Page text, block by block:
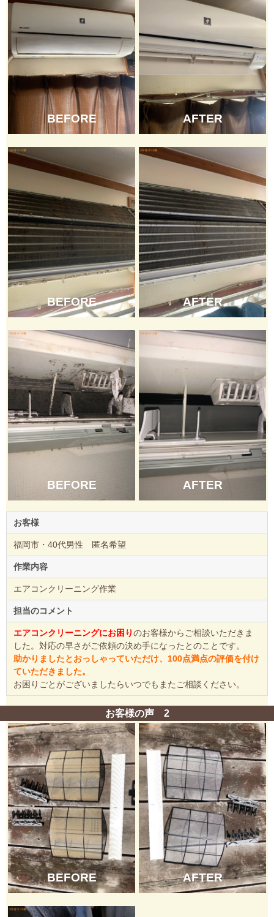
BEFORE AFTER
BEFORE AFTER
BEFORE AFTER
お客様
福岡市・40代男性 匿名希望
作業内容
エアコンクリーニング作業
担当のコメント
エアコンクリーニングにお困りのお客様からご相談いただきま
した。対応の早さがご依頼の決め手になったとのことです。
助かりましたとおっしゃっていただけ、100点満点の評価を付け
ていただきました。
お困りごとがございましたらいつでもまたご相談ください。
お客様の声 2
BEFORE AFTER